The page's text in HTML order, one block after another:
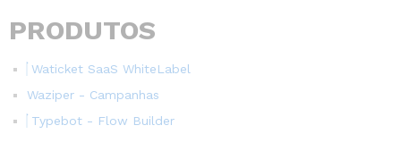
PRODUTOS
Waticket SaaS WhiteLabel
Waziper - Campanhas
Typebot - Flow Builder